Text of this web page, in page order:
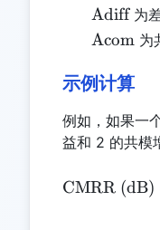
Adiff为
Acom 为
示例计算
例如，如果一
益和 2 的共模
CMRR (dB)